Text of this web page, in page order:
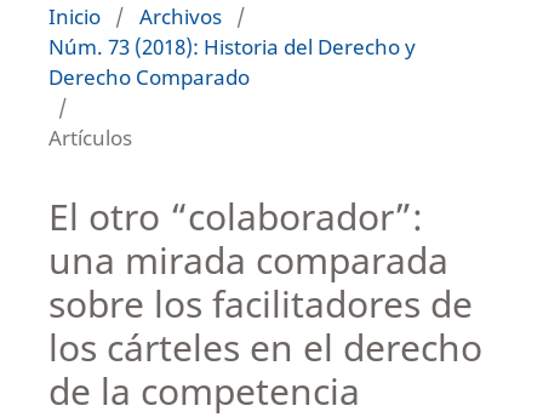
Inicio / Archivos /
Núm. 73 (2018): Historia del Derecho y
Derecho Comparado
/
Artículos
El otro “colaborador”:
una mirada comparada
sobre los facilitadores de
los cárteles en el derecho
de la competencia